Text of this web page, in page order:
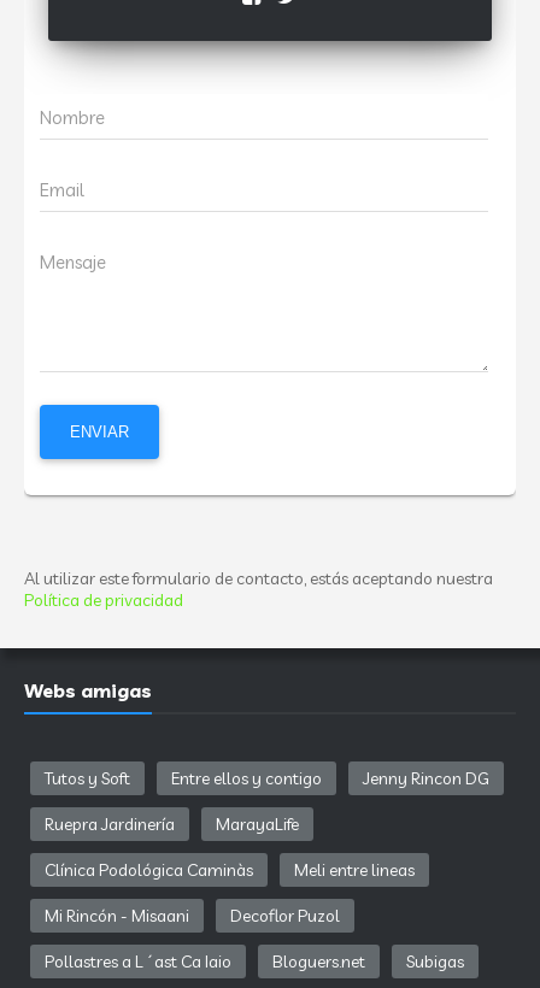
Nombre
Email
Mensaje
Al utilizar este formulario de contacto, estás aceptando nuestra
Política de privacidad
Webs amigas
Tutos y Soft Entre ellos y contigo Jenny Rincon DG
Ruepra Jardinería MarayaLife
Clínica Podológica Caminàs Meli entre lineas
Mi Rincón - Misaani Decoflor Puzol
Pollastres a L´ast Ca Iaio Bloguers.net Subigas